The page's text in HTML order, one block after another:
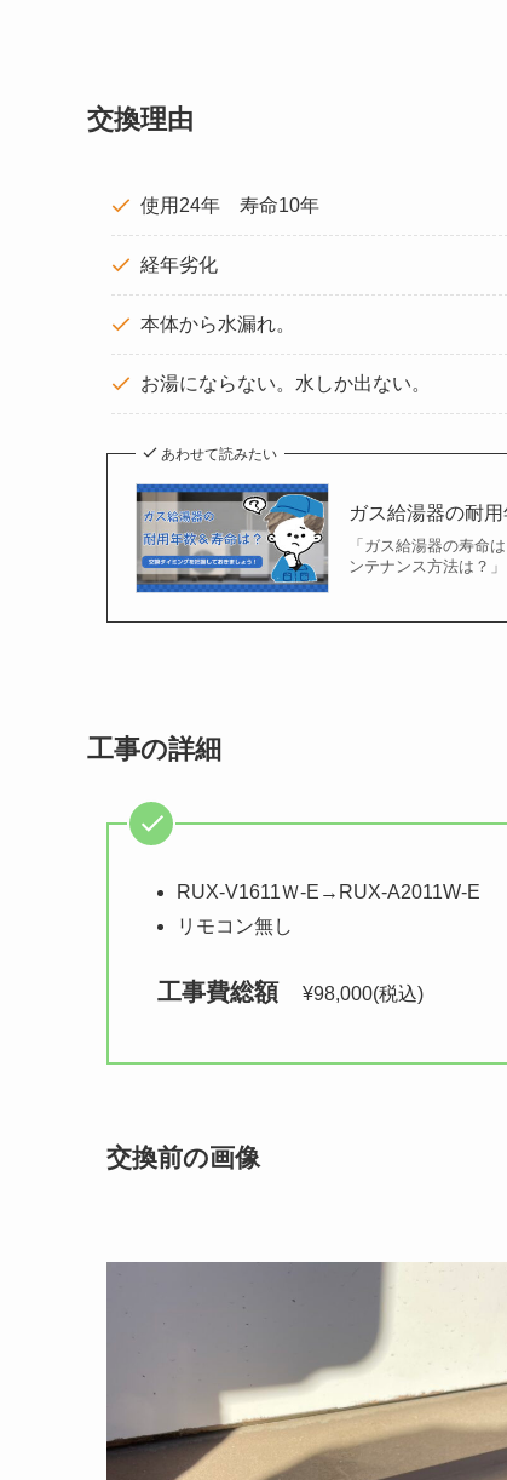
交換理由
使用24年 寿命10年
経年劣化
本体から水漏れ。
お湯にならない。水しか出ない。
あわせて読みたい
ガス給湯器の耐
「ガス給湯器の寿命
ンテナンス方法は？
工事の詳細
RUX-V1611Ｗ-E→RUX-A2011W-E
リモコン無し
工事費総額 ¥98,000(税込)
交換前の画像